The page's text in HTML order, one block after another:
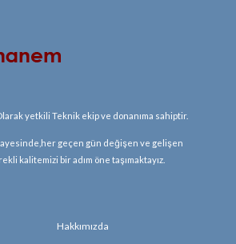
yetkili Teknik ekip ve donanıma sahiptir.
geçen gün değişen ve gelişen
kalitemizi bir adım öne taşımaktayız.
Hakkımızda